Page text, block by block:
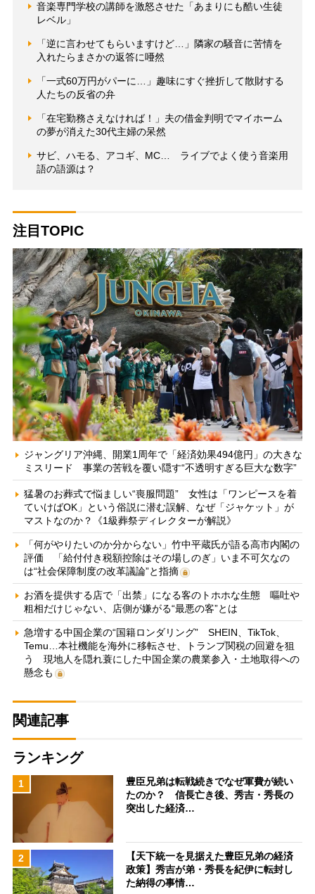
音楽専門学校の講師を激怒させた「あまりにも酷い生徒
レベル」
「逆に言わせてもらいますけど…」隣家の騒音に苦情を
入れたらまさかの返答に唖然
「一式60万円がパーに…」趣味にすぐ挫折して散財する
人たちの反省の弁
「在宅勤務さえなければ！」夫の借金判明でマイホーム
の夢が消えた30代主婦の呆然
サビ、ハモる、アコギ、MC… ライブでよく使う音楽用
語の語源は？
注目TOPIC
ジャングリア沖縄、開業1周年で「経済効果494億円」の大きな
ミスリード 事業の苦戦を覆い隠す“不透明すぎる巨大な数字”
猛暑のお葬式で悩ましい“喪服問題” 女性は「ワンピースを着
ていけばOK」という俗説に潜む誤解、なぜ「ジャケット」が
マストなのか？《1級葬祭ディレクターが解説》
「何がやりたいのか分からない」竹中平蔵氏が語る高市内閣の
評価 「給付付き税額控除はその場しのぎ」いま不可欠なの
は“社会保障制度の改革議論”と指摘
お酒を提供する店で「出禁」になる客のトホホな生態 嘔吐や
粗相だけじゃない、店側が嫌がる“最悪の客”とは
急増する中国企業の“国籍ロンダリング” SHEIN、TikTok、
Temu…本社機能を海外に移転させ、トランプ関税の回避を狙
う 現地人を隠れ蓑にした中国企業の農業参入・土地取得への
懸念も
関連記事
ランキング
1
豊臣兄弟は転戦続きでなぜ軍費が続い
たのか？ 信長亡き後、秀吉・秀長の
突出した経済…
2
【天下統一を見据えた豊臣兄弟の経済
政策】秀吉が弟・秀長を紀伊に転封し
た納得の事情…